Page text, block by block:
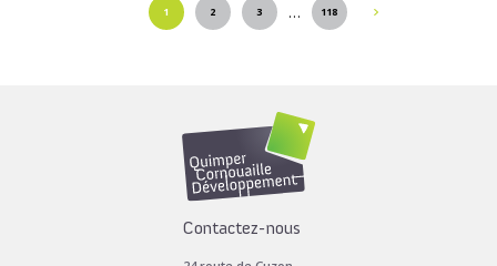
Toutes les actus de cette rubrique
1 2 3 … 118
Contactez-nous